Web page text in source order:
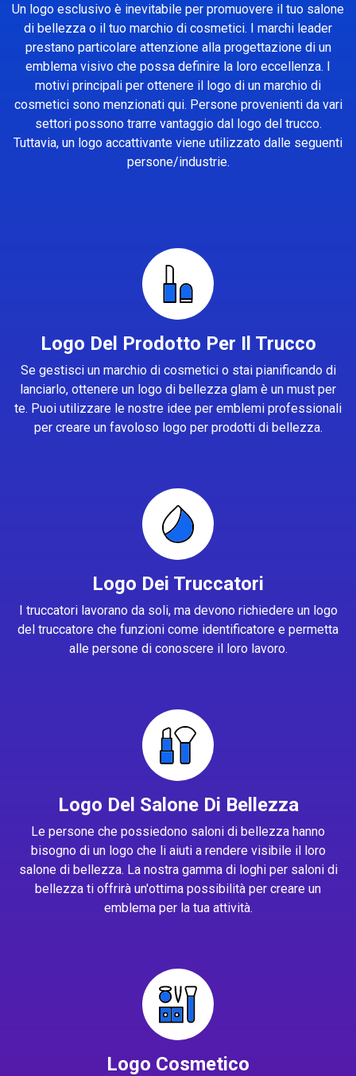
Un logo esclusivo è inevitabile per promuovere il tuo salone
di bellezza o il tuo marchio di cosmetici. I marchi leader
prestano particolare attenzione alla progettazione di un
emblema visivo che possa definire la loro eccellenza. I
motivi principali per ottenere il logo di un marchio di
cosmetici sono menzionati qui. Persone provenienti da vari
settori possono trarre vantaggio dal logo del trucco.
Tuttavia, un logo accattivante viene utilizzato dalle seguenti
persone/industrie.
Logo Del Prodotto Per Il Trucco
Se gestisci un marchio di cosmetici o stai pianificando di
lanciarlo, ottenere un logo di bellezza glam è un must per
te. Puoi utilizzare le nostre idee per emblemi professionali
per creare un favoloso logo per prodotti di bellezza.
Logo Dei Truccatori
I truccatori lavorano da soli, ma devono richiedere un logo
del truccatore che funzioni come identificatore e permetta
alle persone di conoscere il loro lavoro.
Logo Del Salone Di Bellezza
Le persone che possiedono saloni di bellezza hanno
bisogno di un logo che li aiuti a rendere visibile il loro
salone di bellezza. La nostra gamma di loghi per saloni di
bellezza ti offrirà un'ottima possibilità per creare un
emblema per la tua attività.
Logo Cosmetico